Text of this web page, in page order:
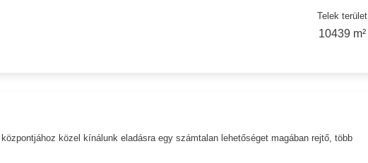
Telek terület
10439 m²
közel kínálunk eladásra egy számtalan lehetőséget magában rejtő, több